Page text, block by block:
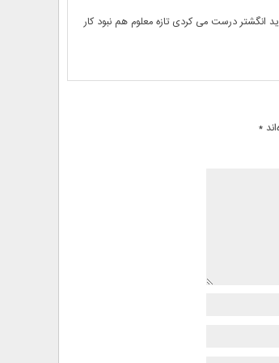
درست می کردی تازه معلوم هم نبود کار
*